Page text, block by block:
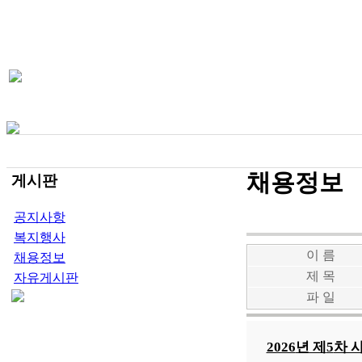
게시판
공지사항
복지행사
채용정보
자유게시판
채용정보
이 름
제 목
파 일
2026년 제 5차